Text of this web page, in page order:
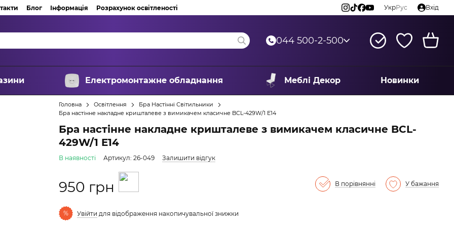
Блог Інформація Розрахунок освітленості УкрРус Вхід
044 500-2-500
Електромонтажне обладнання Меблі Декор Новинки
Головна Освітлення
Бра Настінні Світильники
Бра настінне накладне кришталеве з вимикачем класичне BCL-429W/1 E14
Бра настінне накладне кришталеве з вимикачем класичне BCL-
429W/1 E14
В наявності Артикул: 26-049 Залишити відгук
950 грн В порівнянні У бажання
% Увійти для відображення накопичувальної знижки